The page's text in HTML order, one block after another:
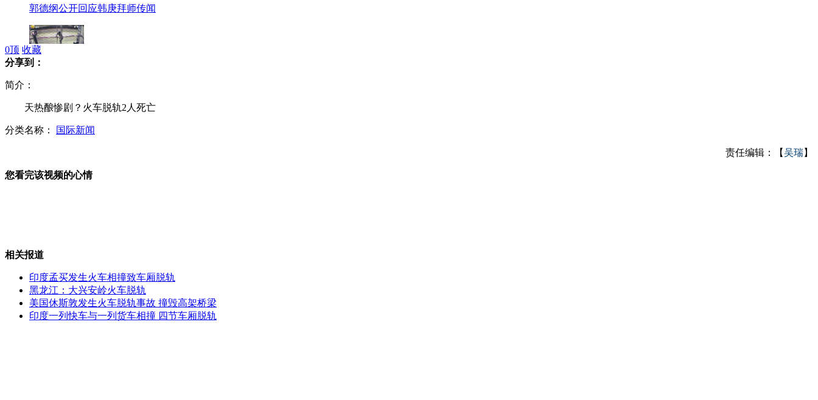
郭德纲公开回应韩庚拜师传闻
家长动物园教女孩拔孔雀尾巴
老太拥抱奥巴马激动心脏病发作身亡
0顶 收藏
分享到：
简介：
天热酿惨剧？火车脱轨2人死亡
分类名称： 国际新闻
责任编辑：【吴瑞】
您看完该视频的心情
相关报道
印度孟买发生火车相撞致车厢脱轨
黑龙江：大兴安岭火车脱轨
美国休斯敦发生火车脱轨事故 撞毁高架桥梁
印度一列快车与一列货车相撞 四节车厢脱轨